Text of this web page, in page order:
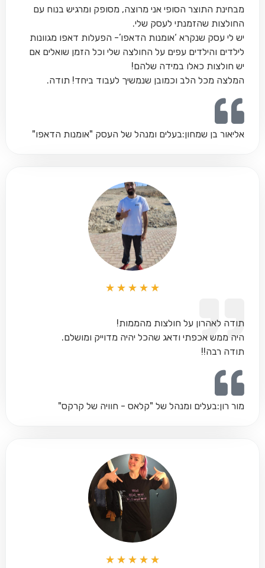
מבחינת התוצר הסופי אני מרוצה, מסופק ומרגיש בנוח עם
החולצות שהזמנתי לעסק שלי.
יש לי עסק שנקרא ‘אומנות הדאפו’- הפעלות דאפו מגוונות
לילדים והילדים עפים על החולצה שלי וכל הזמן שואלים אם
יש חולצות כאלו במידה שלהם!
המלצה מכל הלב וכמובן שנמשיך לעבוד ביחד! תודה.
אליאור בן שמחון:בעלים ומנהל של העסק "אומנות הדאפו"
★
★
★
★
★
תודה לאהרון על חולצות מהממות!
היה ממש אכפתי ודאג שהכל יהיה מדוייק ומושלם.
תודה רבה!!
מור רון:‏בעלים ומנהל של‏ "קלאס - חוויה של קרקס"‏
★
★
★
★
★